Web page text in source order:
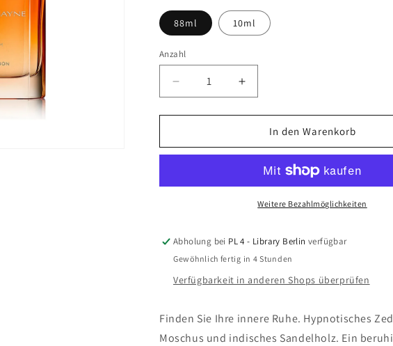
88ml 10ml
Anzahl
Verringere
die
Menge
Xi&#39;an
Erhöhe
die
Menge
Xi&#39;an
In den Warenkorb
Weitere Bezahlmöglichkeiten
Abholung bei PL 4 - Library Berlin verfügbar
Gewöhnlich fertig in 4 Stunden
Verfügbarkeit in anderen Shops überprüfen
Finden Sie Ihre innere Ruhe. Hypnotisches
Moschus und indisches Sandelholz. Ein